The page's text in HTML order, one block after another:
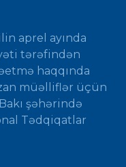
aprel ayında
tərəfindən
haqqında
müəlliflər üçün
şəhərində
Tədqiqatlar